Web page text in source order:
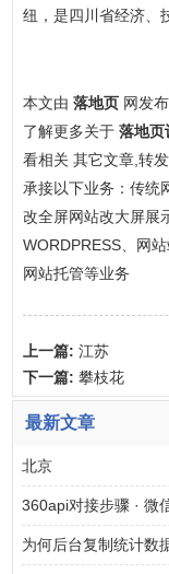
纽，是四川省经济、
本文由 落地页 网发
了解更多关于 落地页
看相关 其它文章,转发
承接以下业务：传统
改全屏网站改大屏展
WORDPRESS、网
网站托管等业务
上一篇: 江苏
下一篇: 攀枝花
最新文章
北京
360api对接步骤 · 微
为何后台复制统计数